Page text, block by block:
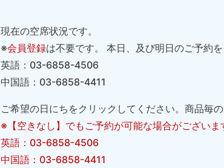
現在の空席状況です。
※会員登録は不要です。 本日、及び明日のご予約
英語：03-6858-4506
中国語：03-6858-4411
ご希望の日にちをクリックしてください。商品毎
※【空きなし】でもご予約が可能な場合がござい
英語：03-6858-4506
中国語：03-6858-4411